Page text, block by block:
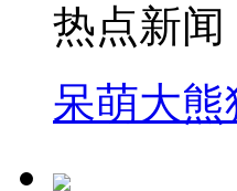
司机酒驾遇交警 急速倒
热点新闻
呆萌大